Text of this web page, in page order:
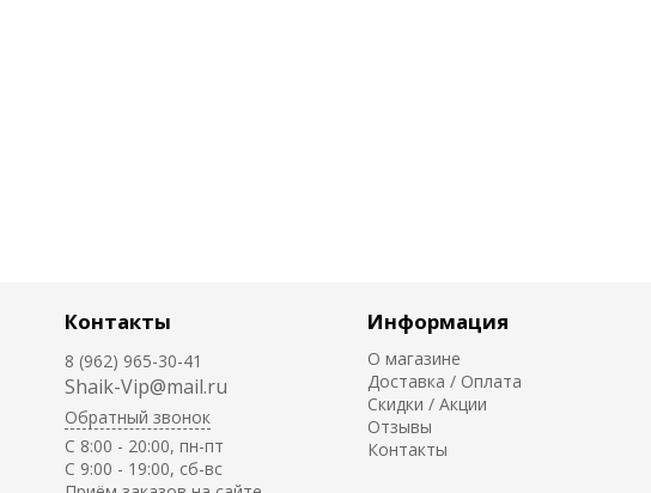
Контакты
8 (962) 965-30-41
Shaik-Vip@mail.ru
Обратный звонок
C 8:00 - 20:00, пн-пт
С 9:00 - 19:00, сб-вс
Информация
О магазине
Доставка / Оплата
Скидки / Акции
Отзывы
Контакты